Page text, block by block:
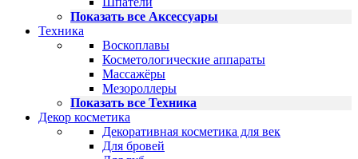
Показать все Аксессуары
Техника
Воскоплавы
Косметологические аппараты
Массажёры
Мезороллеры
Показать все Техника
Декор косметика
Декоративная косметика для век
Для бровей